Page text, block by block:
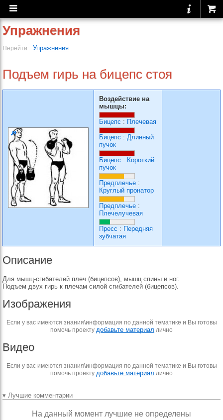
Упражнения
Перейти: Упражнения
Подъем гирь на бицепс стоя
Воздействие на
мышцы:
Бицепс : Плечевая
Бицепс : Длинный
пучок
Бицепс : Короткий
пучок
Предплечье :
Круглый пронатор
Предплечье :
Плечелучевая
Пресс : Передняя
зубчатая
Описание
Для мышц-сгибателей плеч (бицепсов), мышц спины и ног.
Подъем двух гирь к плечам силой сгибателей (бицепсов).
Изображения
Если у вас имеются знания\информация по данной тематике и Вы готовы
помочь проекту добавьте материал лично
Видео
Если у вас имеются знания\информация по данной тематике и Вы готовы
помочь проекту добавьте материал лично
▾ Лучшие комментарии
На данный момент лучшие не определены